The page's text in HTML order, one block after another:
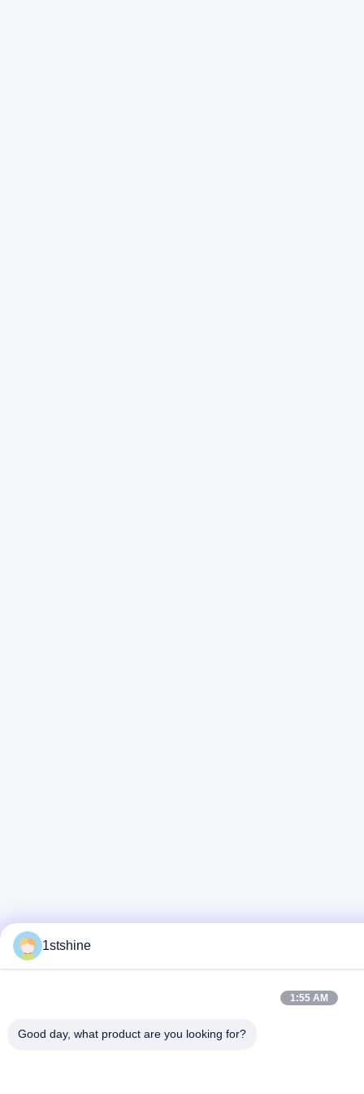
1stshine
1:55 AM
Good day, what product are you looking for?